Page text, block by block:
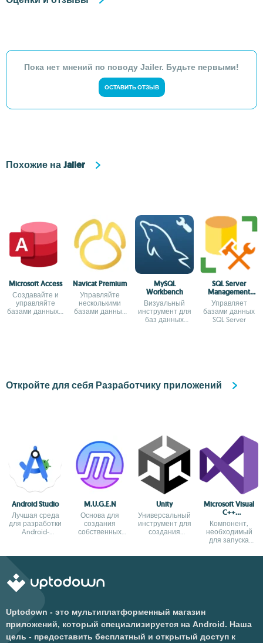
Пока нет мнений по поводу Jailer. Будьте первыми!
ОСТАВИТЬ ОТЗЫВ
Похожие на Jailer
Microsoft Access
Создавайте и
управляйте
базами данных в
Navicat Premium
Управляйте
несколькими
базами данных
MySQL
Workbench
Визуальный
инструмент для
баз данных
SQL Server
Management
Studio (SSMS)
Управляет
базами данных
SQL Server
Откройте для себя Разработчику приложений
Android Studio
Лучшая среда
для разработки
Android-
M.U.G.E.N
Основа для
создания
собственных
Unity
Универсальный
инструмент для
создания
Microsoft Visual
C++
Redistributable
Компонент,
необходимый
для запуска
Visual C++
Uptodown - это мультиплатформенный магазин
приложений, который специализируется на Android. Наша
цель - предоставить бесплатный и открытый доступ к